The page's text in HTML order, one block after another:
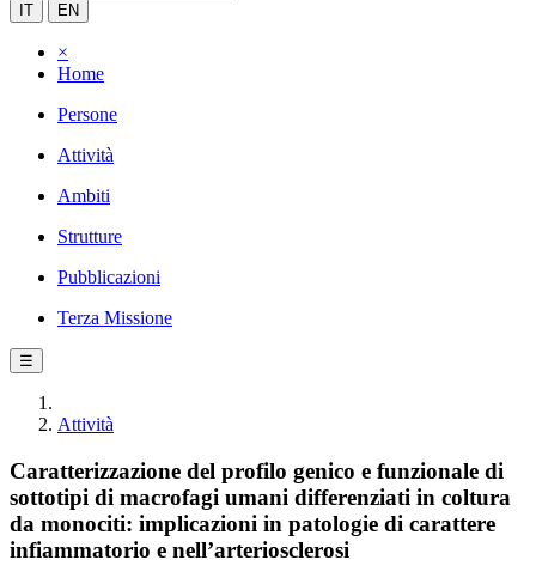
IT EN
×
Home
Persone
Attività
Ambiti
Strutture
Pubblicazioni
Terza Missione
☰
Attività
Caratterizzazione del profilo genico e funzionale di
sottotipi di macrofagi umani differenziati in coltura
da monociti: implicazioni in patologie di carattere
infiammatorio e nell’arteriosclerosi